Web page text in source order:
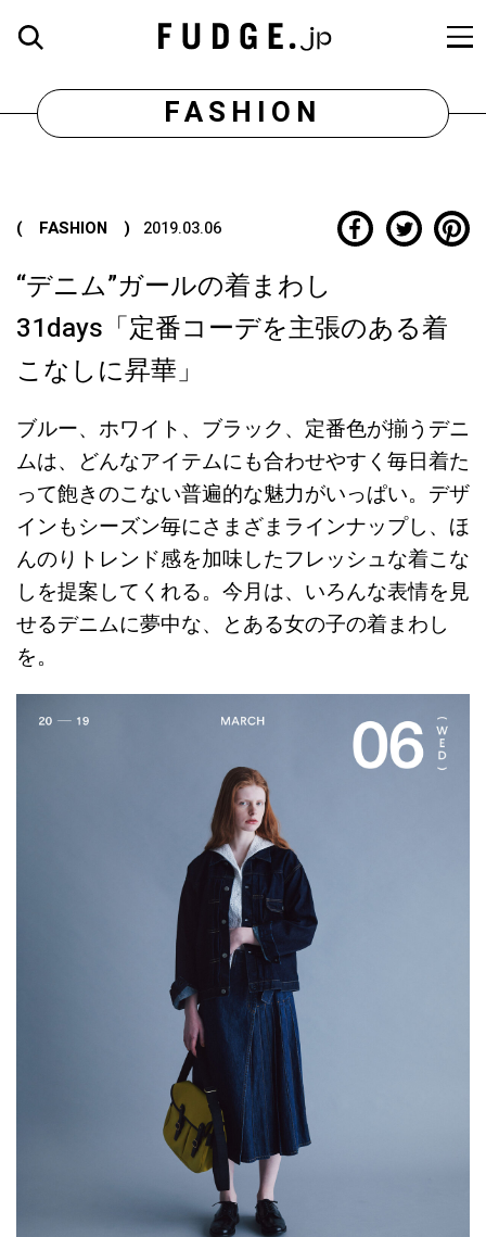
FASHION
( FASHION ) 2019.03.06
“デニム”ガールの着まわし
31days「定番コーデを主張のある着
こなしに昇華」
ブルー、ホワイト、ブラック、定番色が揃うデニ
ムは、どんなアイテムにも合わせやすく毎日着た
って飽きのこない普遍的な魅力がいっぱい。デザ
インもシーズン毎にさまざまラインナップし、ほ
んのりトレンド感を加味したフレッシュな着こな
しを提案してくれる。今月は、いろんな表情を見
せるデニムに夢中な、とある女の子の着まわし
を。